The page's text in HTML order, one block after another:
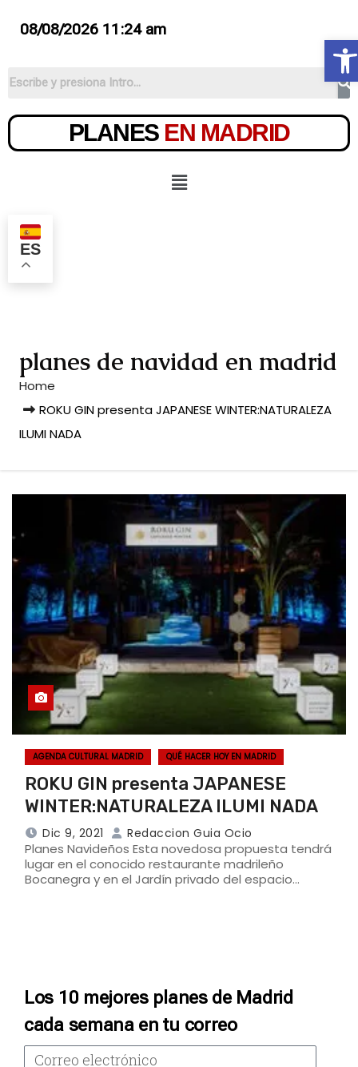
08/08/2026 11:24 am
PLANES EN MADRID
ES
planes de navidad en madrid
Home
ROKU GIN presenta JAPANESE WINTER:NATURALEZA
ILUMI NADA
AGENDA CULTURAL MADRID QUÉ HACER HOY EN MADRID
ROKU GIN presenta JAPANESE
WINTER:NATURALEZA ILUMI NADA
Dic 9, 2021 Redaccion Guia Ocio
Planes Navideños Esta novedosa propuesta tendrá
lugar en el conocido restaurante madrileño
Bocanegra y en el Jardín privado del espacio…
Los 10 mejores planes de Madrid
cada semana en tu correo